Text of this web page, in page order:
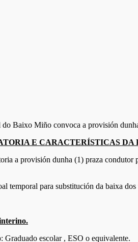
Baixo Miño convoca a provisión
E CARACTERÍSTICAS DA
a provisión dunha (1) praza
temporal para substitución da baixa dos
escolar , ESO o equivalente.